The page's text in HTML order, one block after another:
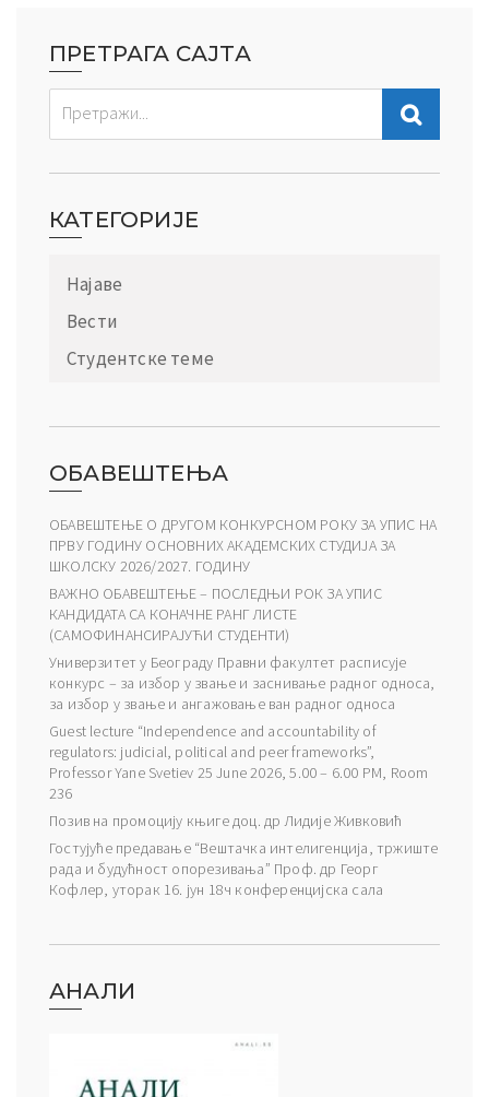
ПРЕТРАГА САЈТА
КАТЕГОРИЈЕ
Најаве
Вести
Студентске теме
ОБАВЕШТЕЊА
ОБАВЕШТЕЊЕ О ДРУГОМ КОНКУРСНОМ РОКУ ЗА УПИС НА
ПРВУ ГОДИНУ ОСНОВНИХ АКАДЕМСКИХ СТУДИЈА ЗА
ШКОЛСКУ 2026/2027. ГОДИНУ
ВАЖНО ОБАВЕШТЕЊЕ – ПОСЛЕДЊИ РОК ЗА УПИС
КАНДИДАТА СА КОНАЧНЕ РАНГ ЛИСТЕ
(САМОФИНАНСИРАЈУЋИ СТУДЕНТИ)
Универзитет у Београду Правни факултет расписује
конкурс – за избор у звање и заснивање радног односа,
за избор у звање и ангажовање ван радног односа
Guest lecture “Independence and accountability of
regulators: judicial, political and peer frameworks”,
Professor Yane Svetiev 25 June 2026, 5.00 – 6.00 PM, Room
236
Позив на промоцију књиге доц. др Лидије Живковић
Гостујуће предавање “Вештачка интелигенција, тржиште
рада и будућност опорезивања” Проф. др Георг
Кофлер, уторак 16. јун 18ч конференцијска сала
АНАЛИ